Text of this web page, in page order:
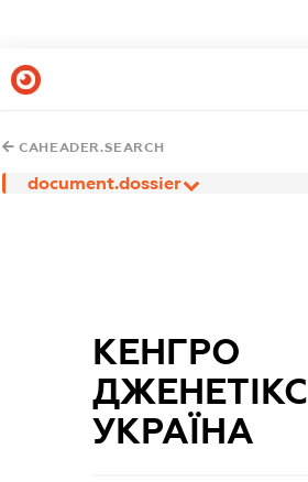
CAHEADER.SEARCH
document.dossier
КЕНГРО
ДЖЕНЕТІКС
УКРАЇНА